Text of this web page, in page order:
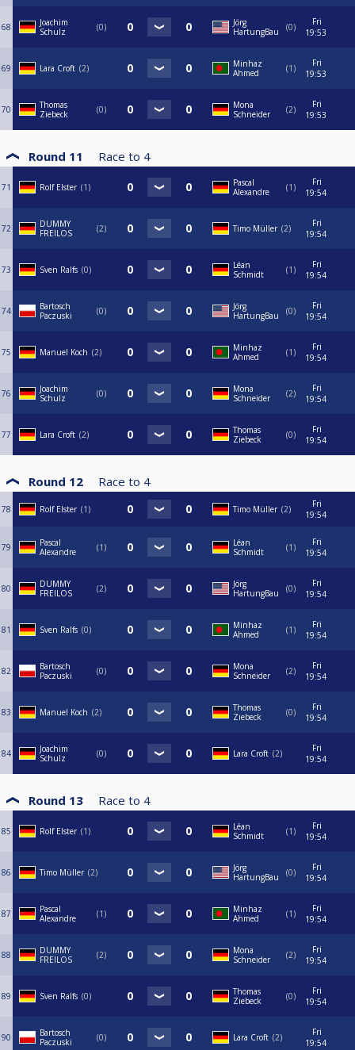
68
Joachim
Schulz
0
Jörg
HartungBau
0
Fri
19:53
69 Lara Croft 2
Minhaz
Ahmed
1
Fri
19:53
70
Thomas
Ziebeck
0
Mona
Schneider
2
Fri
19:53
Round 11 Race to 4
71 Rolf Elster 1
Pascal
Alexandre
1
Fri
19:54
72
DUMMY
FREILOS
2 Timo Müller 2
Fri
19:54
73 Sven Ralfs 0
Léan
Schmidt
1
Fri
19:54
74
Bartosch
Paczuski
0
Jörg
HartungBau
0
Fri
19:54
75 Manuel Koch 2
Minhaz
Ahmed
1
Fri
19:54
76
Joachim
Schulz
0
Mona
Schneider
2
Fri
19:54
77 Lara Croft 2
Thomas
Ziebeck
0
Fri
19:54
Round 12 Race to 4
78 Rolf Elster 1 Timo Müller 2
Fri
19:54
79
Pascal
Alexandre
1
Léan
Schmidt
1
Fri
19:54
80
DUMMY
FREILOS
2
Jörg
HartungBau
0
Fri
19:54
81 Sven Ralfs 0
Minhaz
Ahmed
1
Fri
19:54
82
Bartosch
Paczuski
0
Mona
Schneider
2
Fri
19:54
83 Manuel Koch 2
Thomas
Ziebeck
0
Fri
19:54
84
Joachim
Schulz
0 Lara Croft 2
Fri
19:54
Round 13 Race to 4
85 Rolf Elster 1
Léan
Schmidt
1
Fri
19:54
86 Timo Müller 2
Jörg
HartungBau
0
Fri
19:54
87
Pascal
Alexandre
1
Minhaz
Ahmed
1
Fri
19:54
88
DUMMY
FREILOS
2
Mona
Schneider
2
Fri
19:54
89 Sven Ralfs 0
Thomas
Ziebeck
0
Fri
19:54
90
Bartosch
Paczuski
0 Lara Croft 2
Fri
19:54